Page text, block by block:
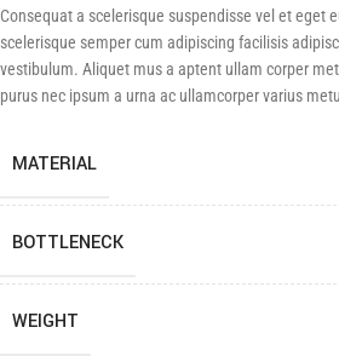
Consequat a scelerisque suspendisse vel et eget
scelerisque semper cum adipiscing facilisis
vestibulum. Aliquet mus a aptent ullam corper
purus nec ipsum a urna ac ullamcorper varius
MATERIAL
BOTTLENECK
WEIGHT